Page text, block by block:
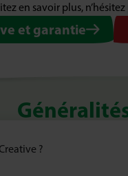
en savoir plus,
et garantie
?